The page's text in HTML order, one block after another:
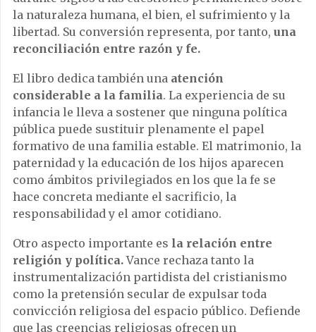
la naturaleza humana, el bien, el sufrimiento y la
libertad. Su conversión representa, por tanto, una
reconciliación entre razón y fe.
El libro dedica también una atención
considerable a la familia. La experiencia de su
infancia le lleva a sostener que ninguna política
pública puede sustituir plenamente el papel
formativo de una familia estable. El matrimonio, la
paternidad y la educación de los hijos aparecen
como ámbitos privilegiados en los que la fe se
hace concreta mediante el sacrificio, la
responsabilidad y el amor cotidiano.
Otro aspecto importante es la relación entre
religión y política.Vance rechaza tanto la
instrumentalización partidista del cristianismo
como la pretensión secular de expulsar toda
convicción religiosa del espacio público. Defiende
que las creencias religiosas ofrecen un